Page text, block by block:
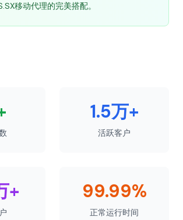
移动代理的完美搭配。
1.5万+
活跃客户
+ 99.99%
正常运行时间